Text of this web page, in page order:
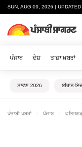
SUN, AUG 09, 2026 |
ਪੰਜਾਬ ਦੇਸ਼ ਤਾਜ਼ਾ ਖ਼ਬਰਾਂ
ਸਾਵਣ 2026 ਈਰਾਨ-
ਪੰਜਾਬੀ ਖ਼ਬਰਾਂ ਪੰਜਾਬ